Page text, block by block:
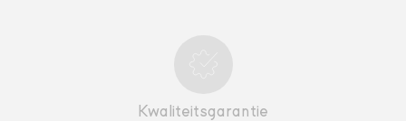
Kwaliteitsgarantie